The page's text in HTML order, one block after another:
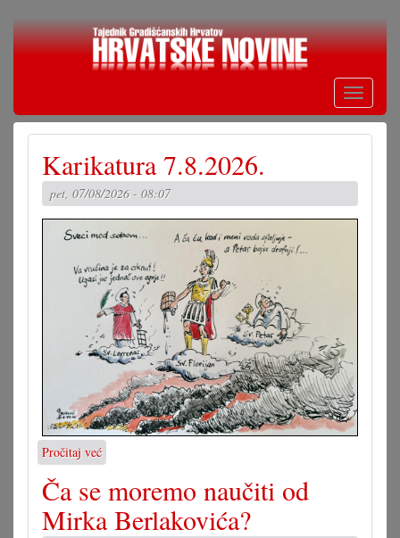
Skoči
Toggle
Karikatura 7.8.2026.
pet, 07/08/2026 - 08:07
Pročitaj već
Karikatura
7.8.2026.
Ča se moremo naučiti od
Mirka Berlakovića?